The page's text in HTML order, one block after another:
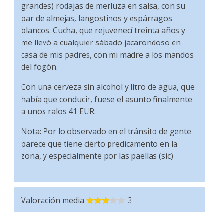
grandes) rodajas de merluza en salsa, con su
par de almejas, langostinos y espárragos
blancos. Cucha, que rejuvenecí treinta años y
me llevó a cualquier sábado jacarondoso en
casa de mis padres, con mi madre a los mandos
del fogón.
Con una cerveza sin alcohol y litro de agua, que
había que conducir, fuese el asunto finalmente
a unos ralos 41 EUR.
Nota: Por lo observado en el tránsito de gente
parece que tiene cierto predicamento en la
zona, y especialmente por las paellas (sic)
Valoración media 3